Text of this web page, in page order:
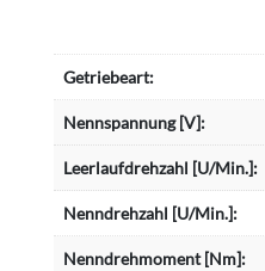
Getriebeart:
Nennspannung [V]:
Leerlaufdrehzahl [U/Min.]:
Nenndrehzahl [U/Min.]:
Nenndrehmoment [Nm]: